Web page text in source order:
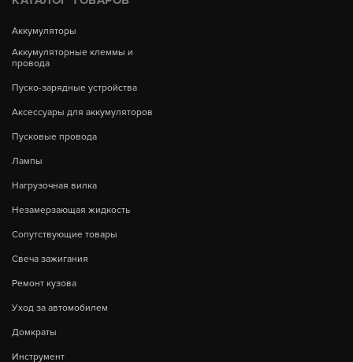
Аккумуляторы
Аккумуляторные клеммы и
провода
Пуско-зарядные устройства
Аксессуары для аккумуляторов
Пусковые провода
Лампы
Нагрузочная вилка
Незамерзающая жидкость
Сопутствующие товары
Свеча зажигания
Ремонт кузова
Уход за автомобилем
Домкраты
Инструмент